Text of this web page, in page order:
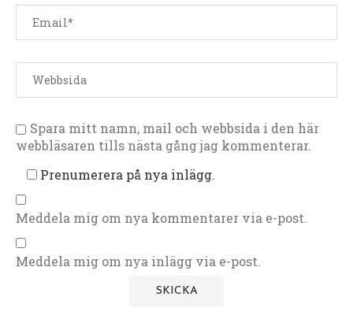
Spara mitt namn, mail och webbsida i den här
webbläsaren tills nästa gång jag kommenterar.
Prenumerera på nya inlägg.
Meddela mig om nya kommentarer via e-post.
Meddela mig om nya inlägg via e-post.